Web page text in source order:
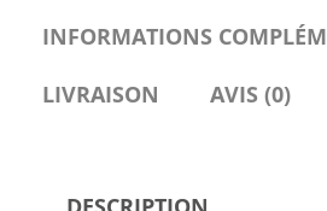
Déséquilibres
INFORMATIONS
LIVRAISON
AVIS (0)